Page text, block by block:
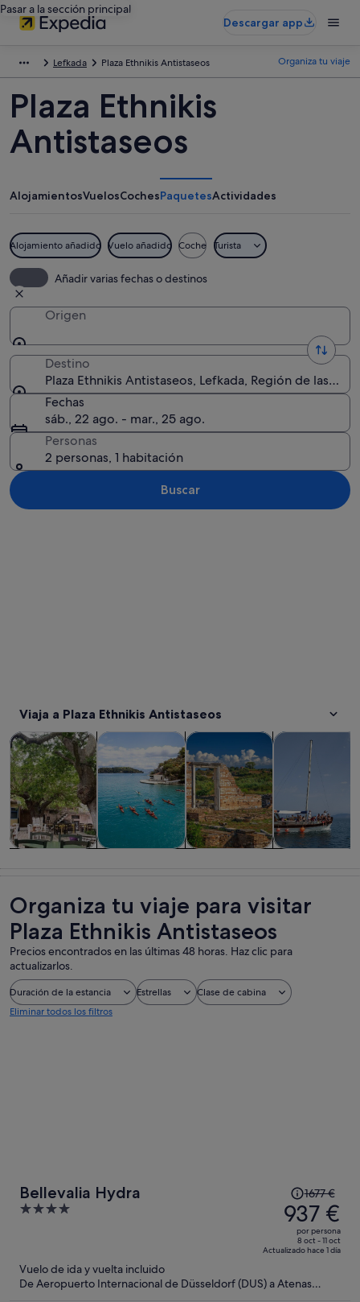
Pasar a la sección principal
Descargar app
Lefkada Plaza Ethnikis Antistaseos Organiza tu viaje
Plaza Ethnikis
Antistaseos
AlojamientosVuelosCochesPaquetesActividades
Alojamiento añadido Vuelo añadido Coche Turista
Añadir varias fechas o destinos
Origen
Destino
Plaza Ethnikis Antistaseos, Lefkada, Región de las
Fechas
sáb., 22 ago. - mar., 25 ago.
Personas
2 personas, 1 habitación
Buscar
Viaja a Plaza Ethnikis Antistaseos
Visitas guiadas y excursiones de un día Se abre en una
Actividades acuáticas Se abre en una
Historia y culturaSe abre en
Comidas,
Organiza tu viaje para visitar
Plaza Ethnikis Antistaseos
Precios encontrados en las últimas 48 horas. Haz clic para
actualizarlos.
Duración de la estancia Estrellas
Clase de cabina
Eliminar todos los filtros
Bellevalia Hydra
4
5
El
precio
era
de
1677 €,
es
1677 €
937 €
por persona
8 oct - 11 oct
Actualizado hace 1 día
Vuelo de ida y vuelta incluido
De Aeropuerto Internacional de Düsseldorf (DUS) a Atenas